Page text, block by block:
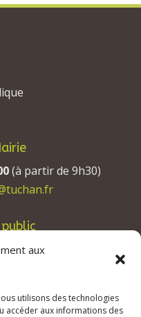
aux
utilisons des technologies
accéder aux informations des
(à partir de 9h30)
de 8h à 12h et de